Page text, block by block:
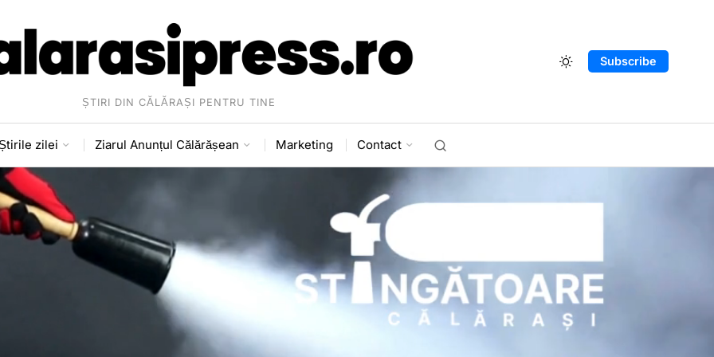
ȘTIRI DIN CĂLĂRAȘI PENTRU TINE
Subscribe
zilei Ziarul Anunțul Călărășean Marketing Contact